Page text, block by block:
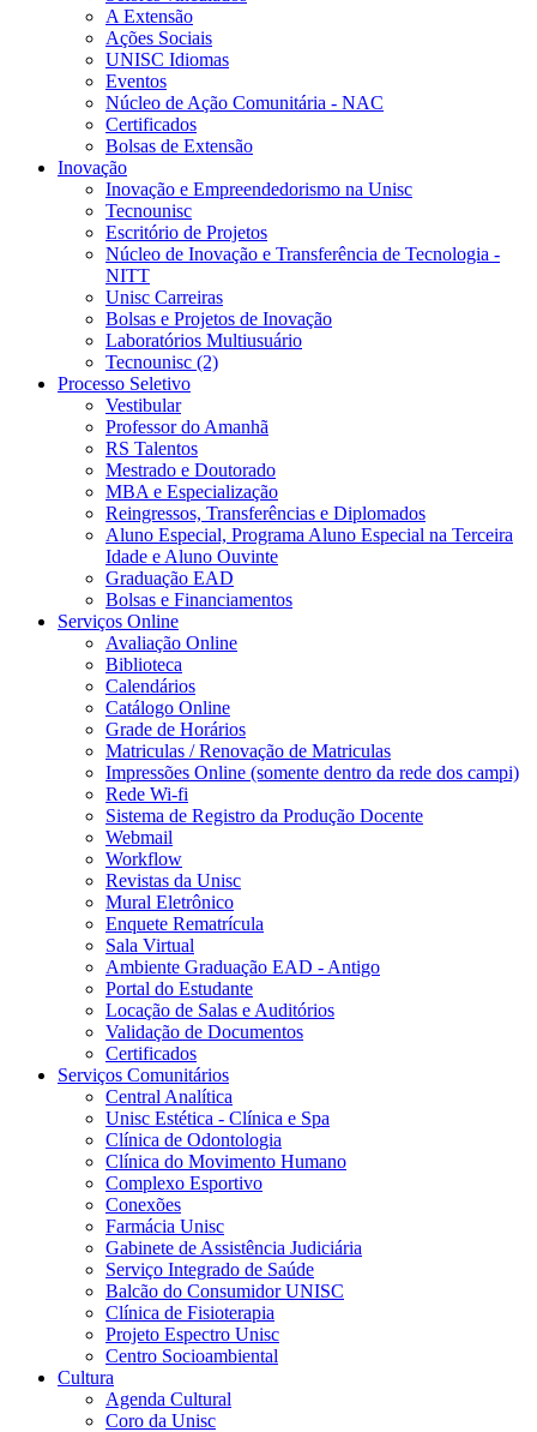
A Extensão
Ações Sociais
UNISC Idiomas
Eventos
Núcleo de Ação Comunitária - NAC
Certificados
Bolsas de Extensão
Inovação
Inovação e Empreendedorismo na Unisc
Tecnounisc
Escritório de Projetos
Núcleo de Inovação e Transferência de Tecnologia -
NITT
Unisc Carreiras
Bolsas e Projetos de Inovação
Laboratórios Multiusuário
Tecnounisc (2)
Processo Seletivo
Vestibular
Professor do Amanhã
RS Talentos
Mestrado e Doutorado
MBA e Especialização
Reingressos, Transferências e Diplomados
Aluno Especial, Programa Aluno Especial na Terceira
Idade e Aluno Ouvinte
Graduação EAD
Bolsas e Financiamentos
Serviços Online
Avaliação Online
Biblioteca
Calendários
Catálogo Online
Grade de Horários
Matriculas / Renovação de Matriculas
Impressões Online (somente dentro da rede dos campi)
Rede Wi-fi
Sistema de Registro da Produção Docente
Webmail
Workflow
Revistas da Unisc
Mural Eletrônico
Enquete Rematrícula
Sala Virtual
Ambiente Graduação EAD - Antigo
Portal do Estudante
Locação de Salas e Auditórios
Validação de Documentos
Certificados
Serviços Comunitários
Central Analítica
Unisc Estética - Clínica e Spa
Clínica de Odontologia
Clínica do Movimento Humano
Complexo Esportivo
Conexões
Farmácia Unisc
Gabinete de Assistência Judiciária
Serviço Integrado de Saúde
Balcão do Consumidor UNISC
Clínica de Fisioterapia
Projeto Espectro Unisc
Centro Socioambiental
Cultura
Agenda Cultural
Coro da Unisc